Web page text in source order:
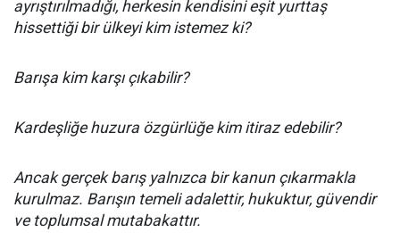
ayrıştırılmadığı, herkesin kendisini eşit yurttaş
hissettiği bir ülkeyi kim istemez ki?
Barışa kim karşı çıkabilir?
Kardeşliğe huzura özgürlüğe kim itiraz edebilir?
Ancak gerçek barış yalnızca bir kanun çıkarmakla
kurulmaz. Barışın temeli adalettir, hukuktur, güvendir
ve toplumsal mutabakattır.